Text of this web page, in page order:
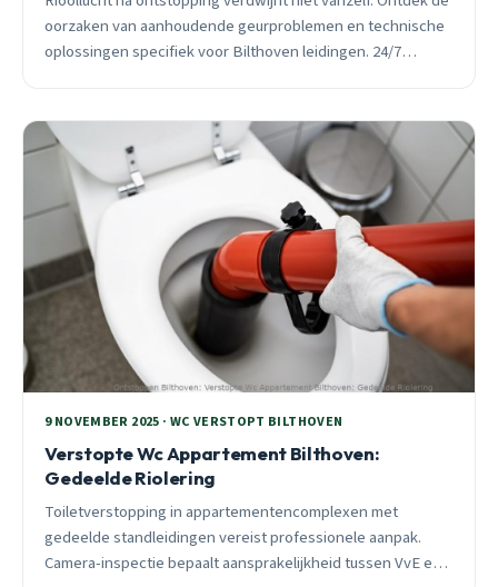
oorzaken van aanhoudende geurproblemen en technische
oplossingen specifiek voor Bilthoven leidingen. 24/7
9 NOVEMBER 2025 · WC VERSTOPT BILTHOVEN
Verstopte Wc Appartement Bilthoven:
Gedeelde Riolering
Toiletverstopping in appartementencomplexen met
gedeelde standleidingen vereist professionele aanpak.
Camera-inspectie bepaalt aansprakelijkheid tussen VvE en